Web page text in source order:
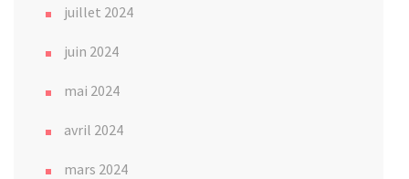
juillet 2024
juin 2024
mai 2024
avril 2024
mars 2024